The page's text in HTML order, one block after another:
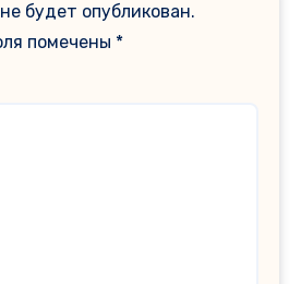
будет опубликован.
помечены *